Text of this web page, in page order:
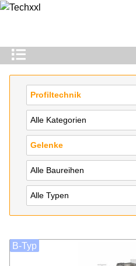
Profiltechnik
Alle Kategorien
Gelenke
Alle Baureihen
Alle Typen
B-Typ